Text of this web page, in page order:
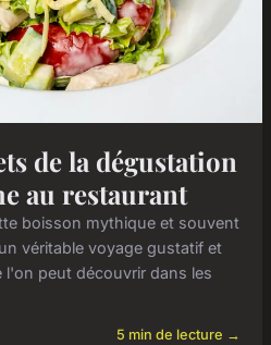
de la dégustation
au restaurant
boisson mythique et souvent
véritable voyage gustatif et
l'on peut découvrir dans les
5 min de lecture →